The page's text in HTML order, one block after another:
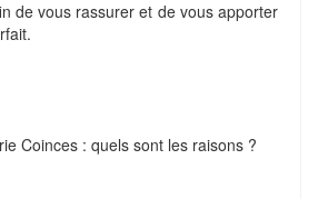
de vous rassurer et de vous apporter
Coinces : quels sont les raisons ?